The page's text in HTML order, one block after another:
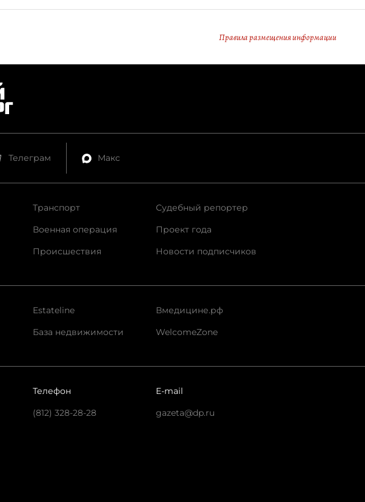
Правила размещения информации
Телеграм Макс
Транспорт
Военная операция
Происшествия
Судебный репортер
Проект года
Новости подписчиков
Estateline
База недвижимости
Вмедицине.рф
WelcomeZone
Телефон
(812) 328-28-28
E-mail
gazeta@dp.ru